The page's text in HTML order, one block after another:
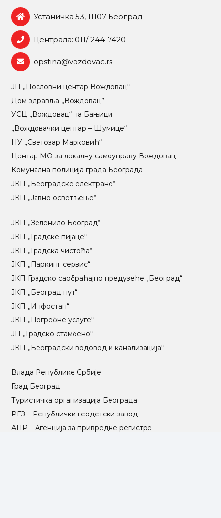
Устаничка 53, 11107 Београд
Централа: 011/ 244-7420
opstina@vozdovac.rs
ЈП „Пословни центар Вождовац“
Дом здравља „Вождовац”
УСЦ „Вождовац“ на Бањици
„Вождовачки центар – Шумице“
НУ „Светозар Марковић“
Центар МO за локалну самоуправу Вождовац
Комунална полиција града Београда
ЈКП „Београдске електране“
ЈКП „Јавно осветљење“
ЈКП „Зеленило Београд“
ЈКП „Градске пијаце“
ЈКП „Градска чистоћа“
ЈКП „Паркинг сервис“
ЈКП Градско саобраћајно предузеће „Београд“
ЈКП „Београд пут“
ЈКП „Инфостан“
ЈКП „Погребне услуге“
ЈП „Градско стамбено“
ЈКП „Београдски водовод и канализација“
Влада Републике Србије
Град Београд
Туристичка организација Београда
РГЗ – Републички геодетски завод
АПР – Агенција за привредне регистре